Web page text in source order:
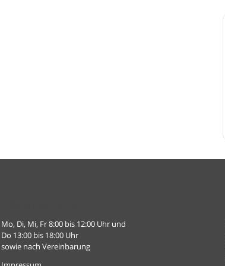
Mo, Di, Mi, Fr 8:00 bis 12:00 Uhr und
Do 13:00 bis 18:00 Uhr
sowie nach Vereinbarung